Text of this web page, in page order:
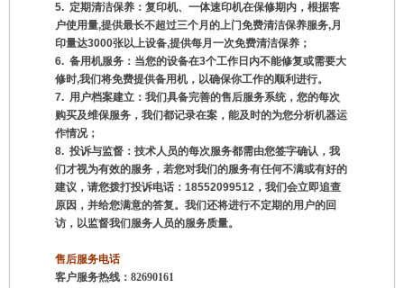
5. 定期清洁保养：复印机、一体速印机在保修期内，根据客
户使用量,提供最长不超过三个月的上门免费清洁保养服务,月
印量达3000张以上设备,提供每月一次免费清洁保养；
6. 备用机服务：当您的设备在3个工作日内不能修复或需要大
修时,我们将免费提供备用机，以确保你工作的顺利进行。
7. 用户档案建立：我们具备完善的售后服务系统，您的每次
购买及维保服务，我们都记录在案，能及时的为您分析机器运
作情况；
8. 投诉与监督：技术人员的每次服务都需由您签字确认，我
们才视为有效的服务，若您对我们的服务有任何不满或有好的
建议，请您拨打投诉电话：18552099512，我们会立即追查
原因，并给您满意的答复。我们还将进行不定期的用户的回
访，以监督我们服务人员的服务质量。
售后服务电话
客户服务热线：82690161